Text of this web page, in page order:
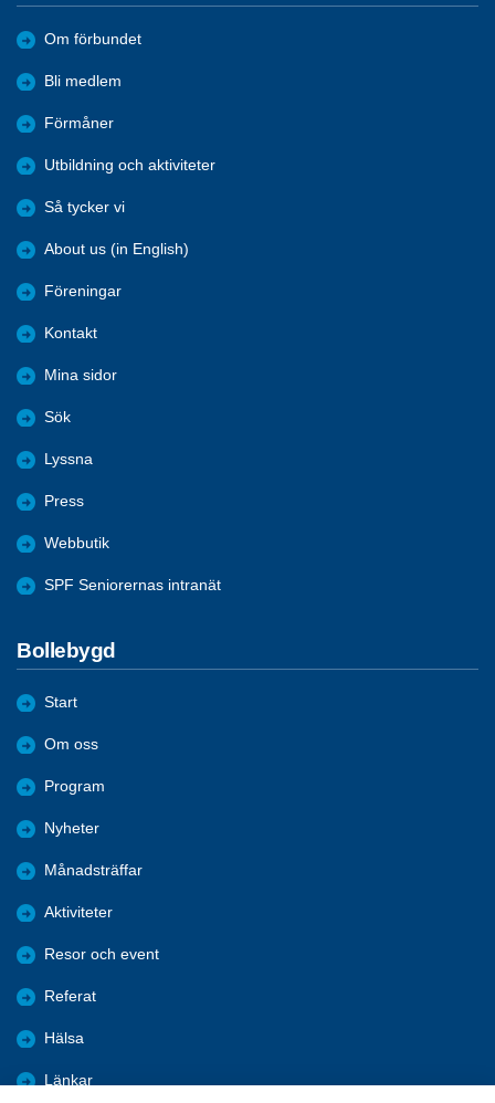
Om förbundet
Bli medlem
Förmåner
Utbildning och aktiviteter
Så tycker vi
About us (in English)
Föreningar
Kontakt
Mina sidor
Sök
Lyssna
Press
Webbutik
SPF Seniorernas intranät
Bollebygd
Start
Om oss
Program
Nyheter
Månadsträffar
Aktiviteter
Resor och event
Referat
Hälsa
Länkar